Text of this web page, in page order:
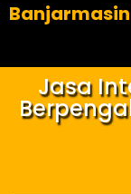
Banjarmasin
Jasa